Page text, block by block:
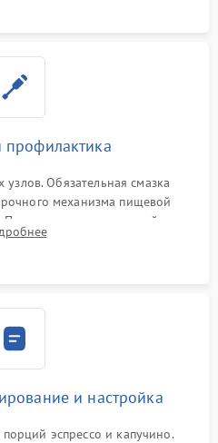
профилактика
Обязательная смазка
механизма пищевой
Проведение программной
системы от кофейных масел.
и настройка
эспрессо и капучино.